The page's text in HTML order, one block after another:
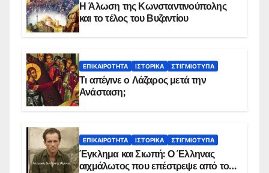
Η Άλωση της Κωνσταντινούπολης
και το τέλος του Βυζαντίου
ΕΠΙΚΑΙΡΌΤΗΤΑ ΙΣΤΟΡΙΚΆ ΣΤΙΓΜΙΌΤΥΠΑ
Τι απέγινε ο Λάζαρος μετά την
Ανάσταση;
ΕΠΙΚΑΙΡΌΤΗΤΑ ΙΣΤΟΡΙΚΆ ΣΤΙΓΜΙΌΤΥΠΑ
Έγκλημα και Σιωπή: Ο Έλληνας
αιχμάλωτος που επέστρεψε από το